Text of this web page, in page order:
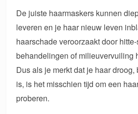
De juiste haarmaskers kunnen
leveren en je haar nieuw leven
haarschade veroorzaakt door
behandelingen of milieuvervuiling
Dus als je merkt dat je haar
is, is het misschien tijd om een
proberen.